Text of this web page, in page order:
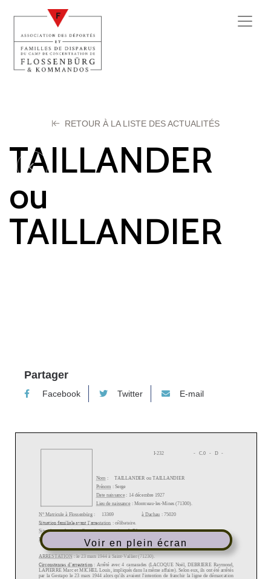
RETOUR À LA LISTE DES ACTUALITÉS
TAILLANDER
ou
TAILLANDIER
Partager
Facebook Twitter E-mail
Voir en plein écran